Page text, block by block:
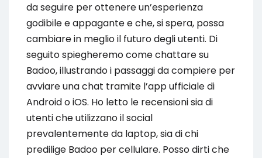
da seguire per ottenere un’esperienza
godibile e appagante e che, si spera, possa
cambiare in meglio il futuro degli utenti. Di
seguito spiegheremo come chattare su
Badoo, illustrando i passaggi da compiere per
avviare una chat tramite l’app ufficiale di
Android o iOS. Ho letto le recensioni sia di
utenti che utilizzano il social
prevalentemente da laptop, sia di chi
predilige Badoo per cellulare. Posso dirti che